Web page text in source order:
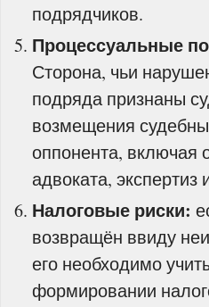
подрядчиков.
Процессуальные
Сторона, чьи
подряда признаны
возмещения
оппонента, включая
адвоката,
Налоговые риски:
возвращён ввиду
его необходимо
формировании